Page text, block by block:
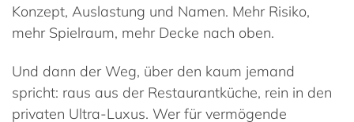
Konzept, Auslastung und Namen. Mehr Risiko,
mehr Spielraum, mehr Decke nach oben.
Und dann der Weg, über den kaum jemand
spricht: raus aus der Restaurantküche, rein in den
privaten Ultra-Luxus. Wer für vermögende